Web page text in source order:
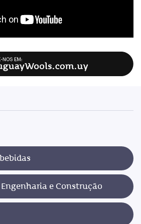
e Construção